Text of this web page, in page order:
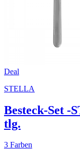
Deal
STELLA
Besteck-Set -
tlg.
3 Farben